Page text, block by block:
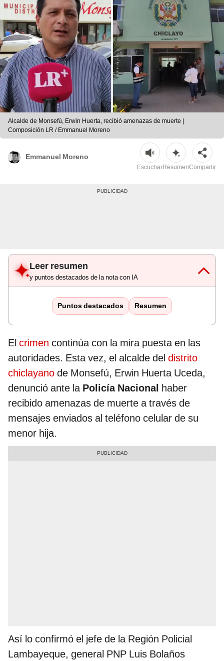
Alcalde de Monsefú, Erwin Huerta, recibió amenazas de muerte |
Composición LR / Emmanuel Moreno
Emmanuel Moreno
EscucharResumenCompartir
Leer resumen
y puntos destacados de la nota con IA
Puntos destacados Resumen
El crimen continúa con la mira puesta en las
autoridades. Esta vez, el alcalde del distrito
chiclayano de Monsefú, Erwin Huerta Uceda,
denunció ante la Policía Nacional haber
recibido amenazas de muerte a través de
mensajes enviados al teléfono celular de su
menor hija.
Así lo confirmó el jefe de la Región Policial
Lambayeque, general PNP Luis Bolaños